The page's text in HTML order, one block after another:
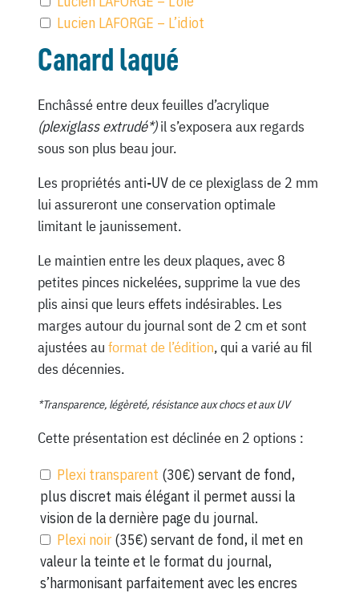
Lucien LAFORGE – L’idiot
Canard laqué
Enchâssé entre deux feuilles d’acrylique
(plexiglass extrudé*)il s’exposera aux regards
sous son plus beau jour.
Les propriétés anti-UV de ce plexiglass de 2 mm
lui assureront une conservation optimale
limitant le jaunissement.
Le maintien entre les deux plaques, avec 8
petites pinces nickelées, supprime la vue des
plis ainsi que leurs effets indésirables. Les
marges autour du journal sont de 2 cm et sont
ajustées au format de l’édition, qui a varié au fil
des décennies.
*Transparence, légèreté, résistance aux chocs et aux UV
Cette présentation est déclinée en 2 options :
Plexi transparent (30€) servant de fond,
plus discret mais élégant il permet aussi la
vision de la dernière page du journal.
Plexi noir (35€) servant de fond, il met en
valeur la teinte et le format du journal,
s’harmonisant parfaitement avec les encres